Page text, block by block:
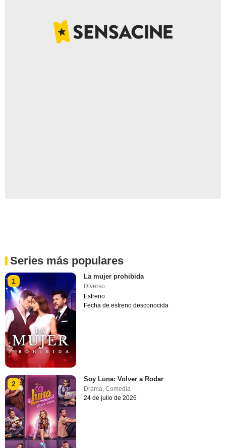
Series más populares
1
La mujer prohibida
Diverso
Estreno
Fecha de estreno desconocida
2
Soy Luna: Volver a Rodar
Drama,Comedia
24 de julio de 2026